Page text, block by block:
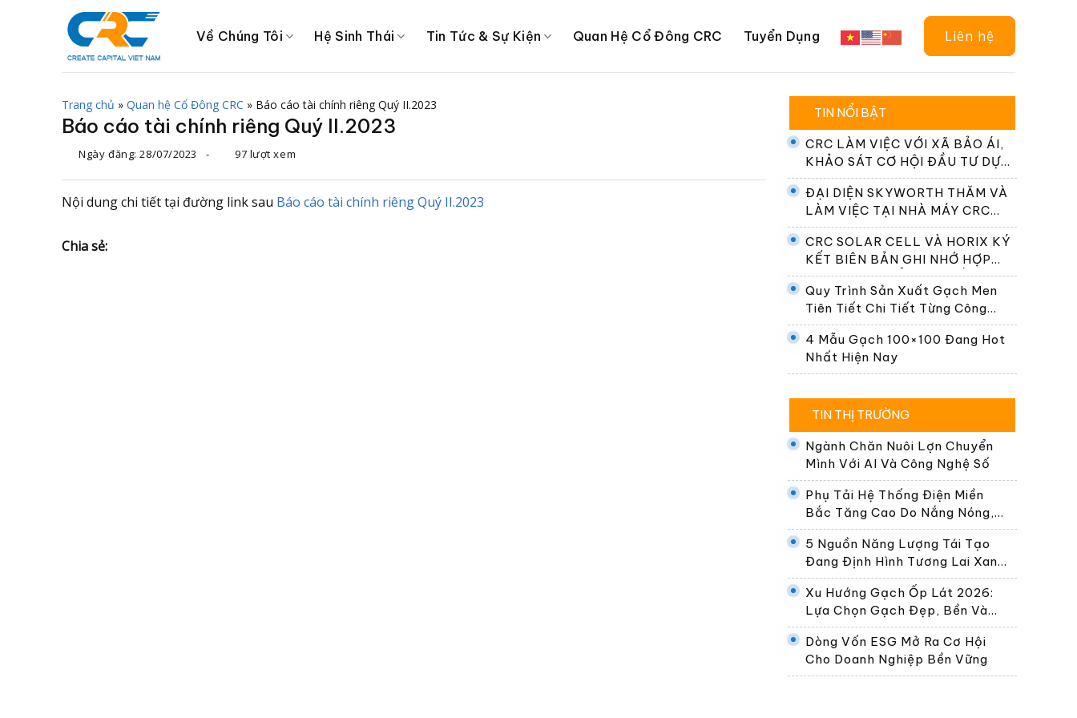
Về Chúng Tôi Hệ Sinh Thái Tin Tức & Sự Kiện Quan Hệ Cổ Đông CRC Tuyển Dụng Liên hệ
Trang chủ » Quan hệ Cổ Đông CRC » Báo cáo tài chính riêng Quý II.2023
Báo cáo tài chính riêng Quý II.2023
Ngày đăng:28/07/2023 - 97 lượt xem
Nội dung chi tiết tại đường link sau Báo cáo tài chính riêng Quý II.2023
Chia sẻ:
TIN NỔI BẬT
CRC LÀM VIỆC VỚI XÃ BẢO ÁI,
KHẢO SÁT CƠ HỘI ĐẦU TƯ DỰ
ÁN ĐIỆN NĂNG LƯỢNG MẶT
TRỜI
ĐẠI DIỆN SKYWORTH THĂM VÀ
LÀM VIỆC TẠI NHÀ MÁY CRC
SOLAR CELL
CRC SOLAR CELL VÀ HORIX KÝ
KẾT BIÊN BẢN GHI NHỚ HỢP
TÁC PHÁT TRIỂN HỆ THỐNG
ĐỔI PIN TẠI VIỆT NAM
Quy Trình Sản Xuất Gạch Men
Tiên Tiết Chi Tiết Từng Công
Đoạn
4 Mẫu Gạch 100×100 Đang Hot
Nhất Hiện Nay
TIN THỊ TRƯỜNG
Ngành Chăn Nuôi Lợn Chuyển
Mình Với AI Và Công Nghệ Số
Phụ Tải Hệ Thống Điện Miền
Bắc Tăng Cao Do Nắng Nóng,
Dự Kiến Gần 30.000 MW Ngày
24/6
5 Nguồn Năng Lượng Tái Tạo
Đang Định Hình Tương Lai Xanh
Của Thế Giới
Xu Hướng Gạch Ốp Lát 2026:
Lựa Chọn Gạch Đẹp, Bền Và
Phù Hợp Không Gian Sống Hiện
Đại
Dòng Vốn ESG Mở Ra Cơ Hội
Cho Doanh Nghiệp Bền Vững